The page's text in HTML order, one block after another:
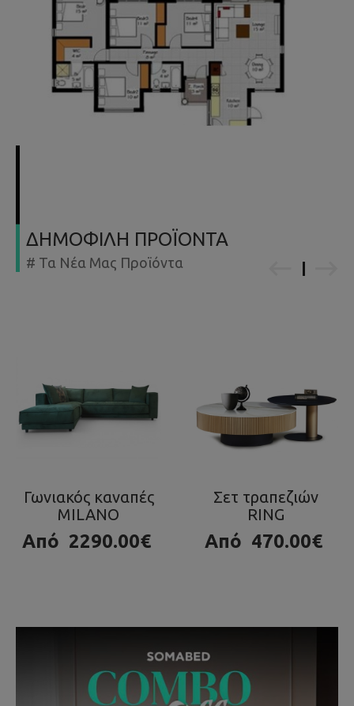
ΔΗΜΟΦΙΛΗ ΠΡΟΪΟΝΤΑ
# Τα Νέα Μας Προϊόντα
Σετ τραπεζιών
RING
Από 470.00€
Τραπεζάκι OLA
980.00€